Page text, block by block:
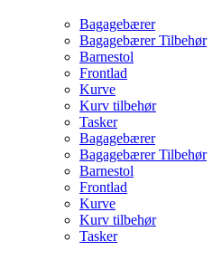
Bagagebærer
Bagagebærer Tilbehør
Barnestol
Frontlad
Kurve
Kurv tilbehør
Tasker
Bagagebærer
Bagagebærer Tilbehør
Barnestol
Frontlad
Kurve
Kurv tilbehør
Tasker